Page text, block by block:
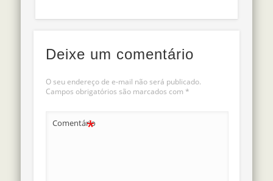
Deixe um comentário
O seu endereço de e-mail não será publicado.
Campos obrigatórios são marcados com *
Comentário
*